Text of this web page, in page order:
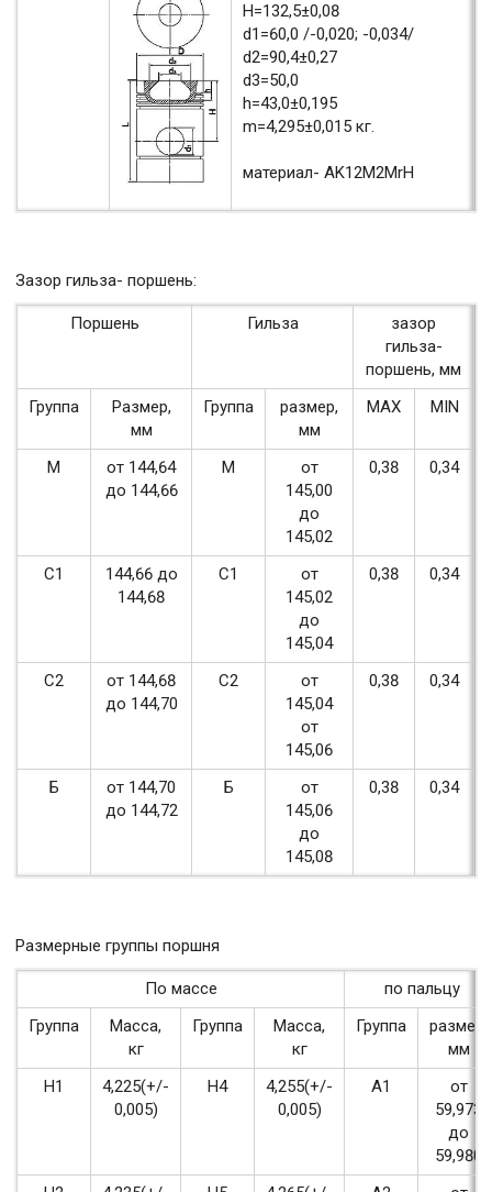
H=132,5±0,08
d1=60,0 /-0,020; -0,034/
d2=90,4±0,27
d3=50,0
h=43,0±0,195
m=4,295±0,015 кг.
материал- AK12M2MrH
Зазор гильза- поршень:
Поршень Гильза
зазор
гильза-
поршень, мм
Группа
Размер,
мм
Группа
размер,
мм
MAX MIN
М
от 144,64
до 144,66
М
от
145,00
до
145,02
0,38 0,34
С1
144,66 до
144,68
С1
от
145,02
до
145,04
0,38 0,34
С2
от 144,68
до 144,70
С2
от
145,04
от
145,06
0,38 0,34
Б
от 144,70
до 144,72
Б
от
145,06
до
145,08
0,38 0,34
Размерные группы поршня
По массе
по пальцу
Группа
Масса,
кг
Группа
Масса,
кг
Группа
размер,
мм
Н1
4,225(+/-
0,005)
Н4
4,255(+/-
0,005)
А1
от
59,973
до
59,980